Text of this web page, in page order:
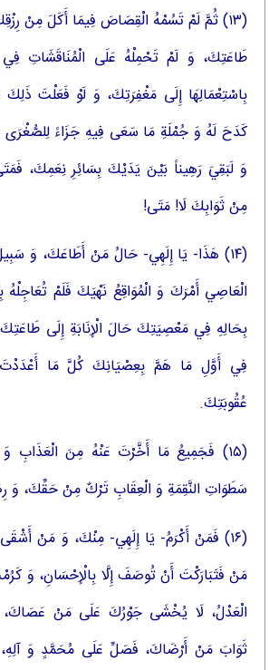
(۱۳) ثُمَّ لَمْ تَسُمْهُ الْقِصَاصَ فِيمَا أَكَلَ مِنْ
طَاعَتِكَ، وَ لَمْ تَحْمِلْهُ عَلَى الْمُنَاقَشَاتِ
بِاسْتِعْمَالِهَا إِلَى مَغْفِرَتِكَ، وَ لَوْ فَعَلْتَ
كَدَحَ لَهُ وَ جُمْلَةِ مَا سَعَى فِيهِ جَزَاءً
وَ لَبَقِيَ رَهِيناً بَيْنَ يَدَيْكَ بِسَائِرِ نِعَمِكَ،
مِنْ ثَوَابِكَ لَا! مَتَى!
(۱۴) هَذَا- يَا إِلَهِي- حَالُ مَنْ أَطَاعَكَ، وَ
الْعَاصِي أَمْرَكَ وَ الْمُوَاقِعُ نَهْيَكَ فَلَمْ
بِحَالِهِ فِي مَعْصِيَتِكَ حَالَ الْإِنَابَةِ إِلَى
فِي أَوَّلِ مَا هَمَّ بِعِصْيَانِكَ كُلَّ مَا
عُقُوبَتِكَ.
(۱۵) فَجَمِيعُ مَا أَخَّرْتَ عَنْهُ مِنَ الْعَذَابِ
سَطَوَاتِ النَّقِمَةِ وَ الْعِقَابِ تَرْكٌ مِنْ حَقِّكَ،
(۱۶) فَمَنْ أَكْرَمُ- يَا إِلَهِي- مِنْكَ، وَ مَنْ
مَنْ فَتَبَارَكْتَ أَنْ تُوصَفَ إِلَّا بِالْإِحْسَانِ، وَ
الْعَدْلُ، لَا يُخْشَى جَوْرُكَ عَلَى مَنْ عَصَاكَ،
ثَوَابَ مَنْ أَرْضَاكَ، فَصَلِّ عَلَى مُحَمَّدٍ وَ